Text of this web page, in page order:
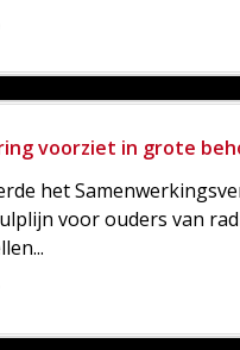
voorziet in grote
het
voor ouders van